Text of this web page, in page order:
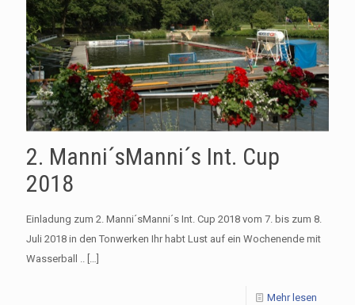
2. Manni´sManni´s Int. Cup
2018
Einladung zum 2. Manni´sManni´s Int. Cup 2018 vom 7. bis zum 8.
Juli 2018 in den Tonwerken Ihr habt Lust auf ein Wochenende mit
Wasserball .. […]
Mehr lesen